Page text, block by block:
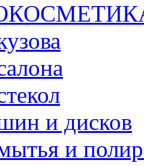
и дисков
и